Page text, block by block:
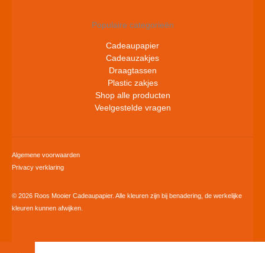
Populaire categorieën
Cadeaupapier
Cadeauzakjes
Draagtassen
Plastic zakjes
Shop alle producten
Veelgestelde vragen
© 2026 Roos Mooier Cadeaupapier. Alle kleuren zijn bij benadering, de werkelijke
kleuren kunnen afwijken.
Algemene voorwaarden
Privacy verklaring